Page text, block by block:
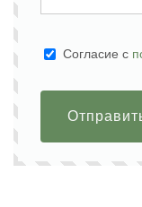
Cогласие с